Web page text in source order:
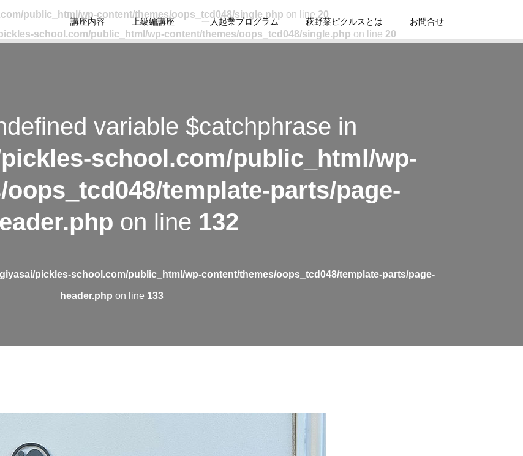
講座内容 上級編講座 一人起業プログラム 萩野菜ピクルスとは お問合せ
public_html/wp-content/themes/oops_tcd048/single.php on line 20
school.com/public_html/wp-content/themes/oops_tcd048/single.php on line 20
variable $catchphrase in
school.com/public_html/wp-
template-parts/page-
on line 132
pickles-school.com/public_html/wp-content/themes/oops_tcd048/template-parts/page-
header.php on line 133